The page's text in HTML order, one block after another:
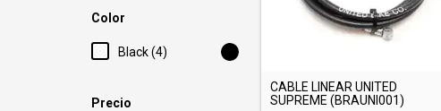
Color
Black (4)
Precio
CABLE LINEAR UNITED
SUPREME (BRAUNI001)